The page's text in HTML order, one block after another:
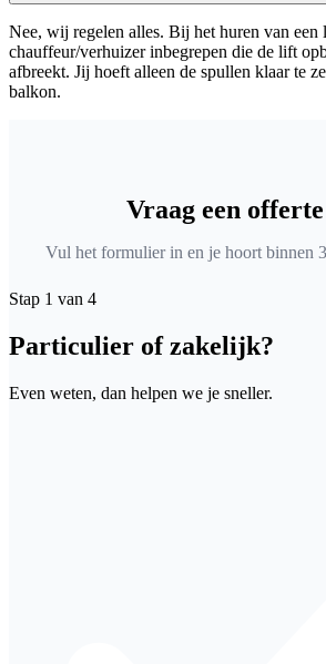
Nee, wij regelen alles. Bij het huren van een
chauffeur/verhuizer inbegrepen die de lift
afbreekt. Jij hoeft alleen de spullen klaar te
balkon.
Vraag een
Vul het formulier in en je hoort binnen
Stap 1 van 4
Particulier of zakelijk?
Even weten, dan helpen we je sneller.